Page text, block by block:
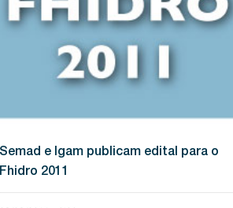
Semad e Igam publicam edital para o
Fhidro 2011